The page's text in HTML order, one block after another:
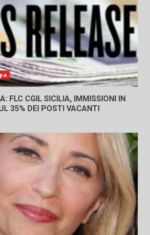
FLC CGIL SICILIA, IMMISSIONI IN
35% DEI POSTI VACANTI